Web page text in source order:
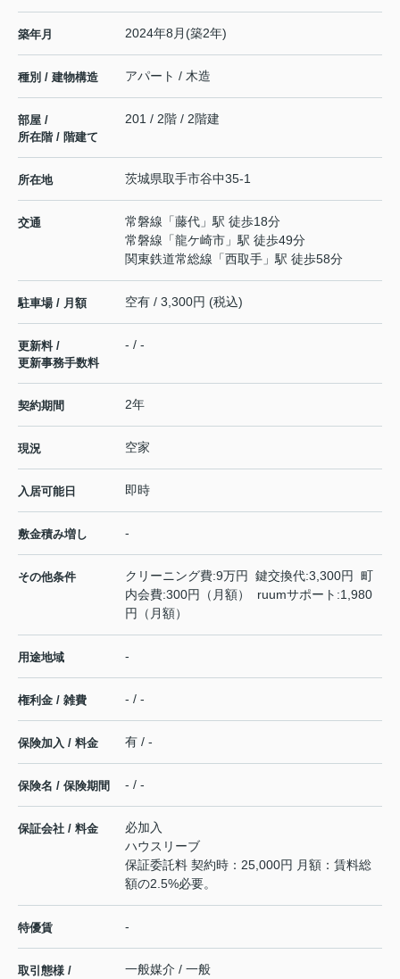
築年月 2024年8月(築2年)
種別 / 建物構造 アパート / 木造
部屋 /
所在階 / 階建て
201 / 2階 / 2階建
所在地 茨城県取手市谷中35-1
交通 常磐線 「藤代 」駅 徒歩18分
常磐線 「龍ケ崎市 」駅 徒歩49分
関東鉄道常総線 「西取手 」駅 徒歩58分
駐車場 / 月額 空有 / 3,300円 (税込)
更新料 /
更新事務手数料
- / -
契約期間 2年
現況 空家
入居可能日 即時
敷金積み増し -
その他条件
クリーニング費:9万円 鍵交換代:3,300円 町
内会費:300円（月額） ruumサポート:1,980
円（月額）
用途地域 -
権利金 / 雑費 - / -
保険加入 / 料金 有 / -
保険名 / 保険期間 - / -
保証会社 / 料金
必加入
ハウスリーブ
保証委託料 契約時：25,000円 月額：賃料総
額の2.5%必要。
特優賃 -
取引態様 /
一般媒介 / 一般